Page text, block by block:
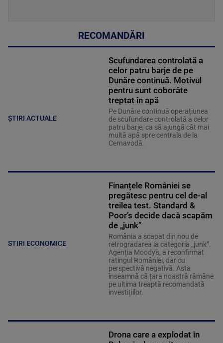
RECOMANDĂRI
ȘTIRI ACTUALE
Scufundarea controlată a
celor patru barje de pe
Dunăre continuă. Motivul
pentru sunt coborâte
treptat în apă
Pe Dunăre continuă operațiunea
de scufundare controlată a celor
patru barje, ca să ajungă cât mai
multă apă spre centrala de la
Cernavodă.
STIRI ECONOMICE
Finanțele României se
pregătesc pentru cel de-al
treilea test. Standard &
Poor’s decide dacă scapăm
de „junk”
România a scapat din nou de
retrogradarea la categoria „junk”.
Agenția Moody's, a reconfirmat
ratingul României, dar cu
perspectivă negativă. Asta
înseamnă că țara noastră rămâne
pe ultima treaptă recomandată
investițiilor.
Drona care a explodat în